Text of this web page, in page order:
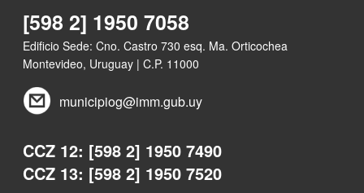
[598 2] 1950 7058
Edificio Sede: Cno. Castro 730 esq. Ma. Orticochea
Montevideo, Uruguay | C.P. 11000
municipiog@imm.gub.uy
CCZ 12: [598 2] 1950 7490
CCZ 13: [598 2] 1950 7520